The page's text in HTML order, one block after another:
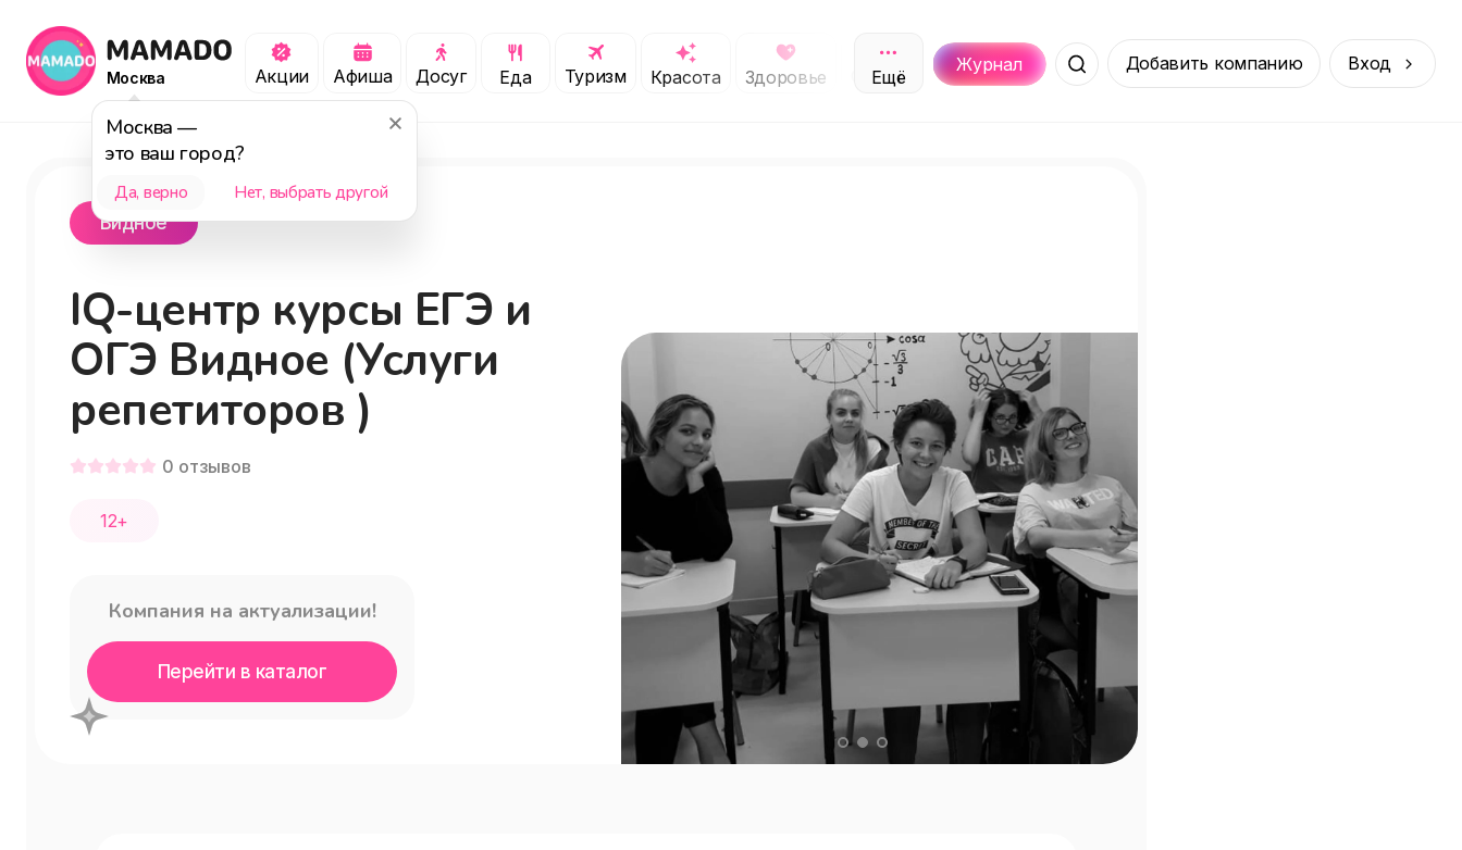
Москва
Москва —
это ваш город?
Да, верно Нет, выбрать другой
Акции Афиша Досуг Еда Туризм Красота Здоровье Обучение Спорт Услуги Покупки Онлайн
Ещё
Журнал Места Добавить компанию Вход
Видное
IQ-центр курсы ЕГЭ и
ОГЭ Видное (Услуги
репетиторов )
0 отзывов
12+
Компания на актуализации!
Перейти в каталог